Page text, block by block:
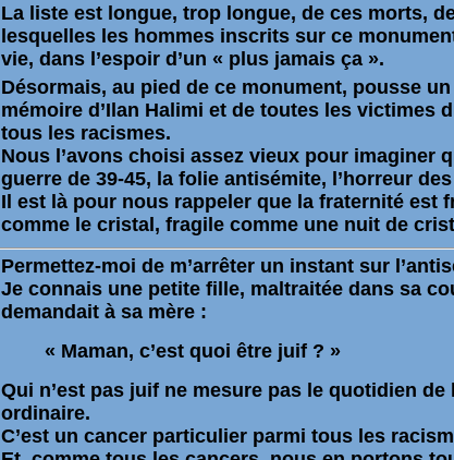
La liste est longue, trop longue, de ces morts,
lesquelles les hommes inscrits sur ce
vie, dans l’espoir d’un « plus jamais ça ».
Désormais, au pied de ce monument, pousse un
mémoire d’Ilan Halimi et de toutes les victimes
tous les racismes.
Nous l’avons choisi assez vieux pour imaginer
guerre de 39-45, la folie antisémite, l’horreur
Il est là pour nous rappeler que la fraternité est
comme le cristal, fragile comme une nuit de
Permettez-moi de m’arrêter un instant sur
Je connais une petite fille, maltraitée dans sa
demandait à sa mère :
« Maman, c’est quoi être juif ? »
Qui n’est pas juif ne mesure pas le quotidien de
ordinaire.
C’est un cancer particulier parmi tous les